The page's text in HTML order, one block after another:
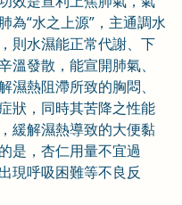
“水之上源”，主通調水
則水濕能正常代謝、下
溫發散，能宣開肺氣、
濕熱阻滯所致的胸悶、
狀，同時其苦降之性能
緩解濕熱導致的大便黏
是，杏仁用量不宜過
現呼吸困難等不良反